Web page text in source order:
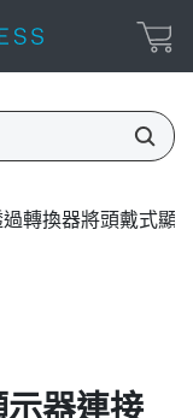
過轉換器將頭戴式顯
器連接